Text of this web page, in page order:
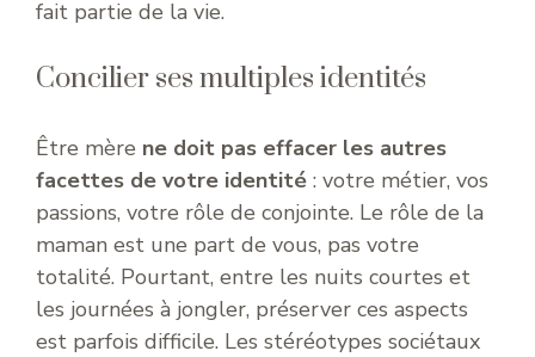
fait partie de la vie.
Concilier ses multiples identités
Être mère ne doit pas effacer les autres
facettes de votre identité : votre métier, vos
passions, votre rôle de conjointe. Le rôle de la
maman est une part de vous, pas votre
totalité. Pourtant, entre les nuits courtes et
les journées à jongler, préserver ces aspects
est parfois difficile. Les stéréotypes sociétaux